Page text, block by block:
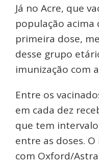
Já no Acre, que
população acima
primeira dose,
desse grupo
imunização com
Entre os
em cada dez
que tem
entre as doses.
com Oxford/